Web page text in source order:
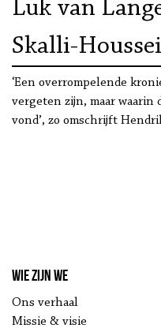
Luk van
Skalli-
een
‘Een overrompelende
vergeten zijn, maar waarin
vond’, zo omschrijft
Wie zijn we
Ons verhaal
Missie & visie